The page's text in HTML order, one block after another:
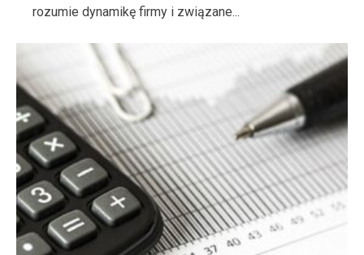
rozumie dynamikę firmy i związane...